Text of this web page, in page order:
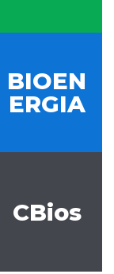
BIOEN
ERGIA
CBios